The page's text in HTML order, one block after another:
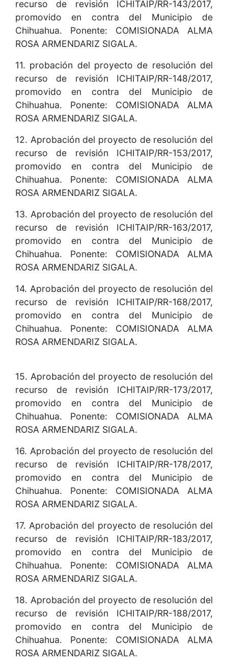
recurso de revisión ICHITAIP/RR-143/2017,
promovido en contra del Municipio de
Chihuahua. Ponente: COMISIONADA ALMA
ROSA ARMENDARIZ SIGALA.
11. probación del proyecto de resolución del
recurso de revisión ICHITAIP/RR-148/2017,
promovido en contra del Municipio de
Chihuahua. Ponente: COMISIONADA ALMA
ROSA ARMENDARIZ SIGALA.
12. Aprobación del proyecto de resolución del
recurso de revisión ICHITAIP/RR-153/2017,
promovido en contra del Municipio de
Chihuahua. Ponente: COMISIONADA ALMA
ROSA ARMENDARIZ SIGALA.
13. Aprobación del proyecto de resolución del
recurso de revisión ICHITAIP/RR-163/2017,
promovido en contra del Municipio de
Chihuahua. Ponente: COMISIONADA ALMA
ROSA ARMENDARIZ SIGALA.
14. Aprobación del proyecto de resolución del
recurso de revisión ICHITAIP/RR-168/2017,
promovido en contra del Municipio de
Chihuahua. Ponente: COMISIONADA ALMA
ROSA ARMENDARIZ SIGALA.
15. Aprobación del proyecto de resolución del
recurso de revisión ICHITAIP/RR-173/2017,
promovido en contra del Municipio de
Chihuahua. Ponente: COMISIONADA ALMA
ROSA ARMENDARIZ SIGALA.
16. Aprobación del proyecto de resolución del
recurso de revisión ICHITAIP/RR-178/2017,
promovido en contra del Municipio de
Chihuahua. Ponente: COMISIONADA ALMA
ROSA ARMENDARIZ SIGALA.
17. Aprobación del proyecto de resolución del
recurso de revisión ICHITAIP/RR-183/2017,
promovido en contra del Municipio de
Chihuahua. Ponente: COMISIONADA ALMA
ROSA ARMENDARIZ SIGALA.
18. Aprobación del proyecto de resolución del
recurso de revisión ICHITAIP/RR-188/2017,
promovido en contra del Municipio de
Chihuahua. Ponente: COMISIONADA ALMA
ROSA ARMENDARIZ SIGALA.